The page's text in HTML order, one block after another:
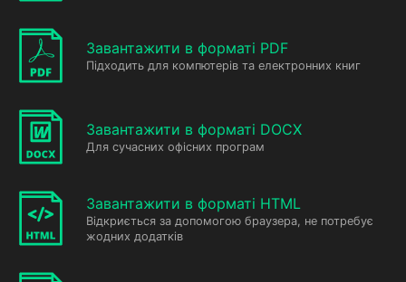
Завантажити в форматі PDF
Підходить для компютерів та електронних книг
Завантажити в форматі DOCX
Для сучасних офісних програм
Завантажити в форматі HTML
Відкриється за допомогою браузера, не потребує
жодних додатків